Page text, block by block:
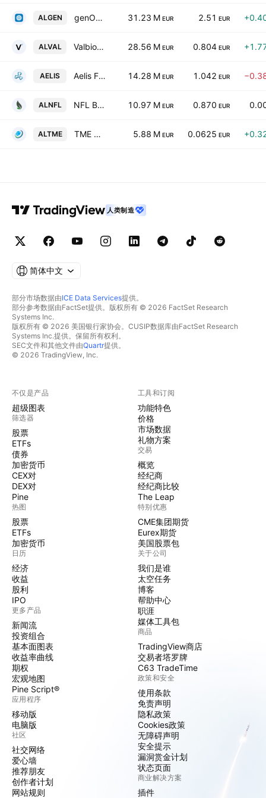
ALGEN genOway SA 31.23 M EUR 2.51 EUR
ALVAL Valbiotis SA 28.56 M EUR 0.804 EUR
AELIS Aelis Farma SA 14.28 M EUR 1.042 EUR
ALNFL NFL Biosciences SA 10.97 M EUR 0.870 EUR
ALTME TME Pharma N.V. 5.88 M EUR 0.0625 EUR
人类制造
简体中文
部分市场数据由ICE Data Services提供。
部分参考数据由FactSet提供。版权所有 © 2026 FactSet Research
Systems Inc.
版权所有 © 2026 美国银行家协会。CUSIP数据库由FactSet Research
Systems Inc.提供。保留所有权利。
SEC文件和其他文件由Quartr提供。
© 2026 TradingView, Inc.
不仅是产品
超级图表
筛选器
股票
ETFs
债券
加密货币
CEX对
DEX对
Pine
热图
股票
ETFs
加密货币
日历
经济
收益
股利
IPO
更多产品
新闻流
投资组合
基本面图表
收益率曲线
期权
宏观地图
Pine Script®
应用程序
移动版
电脑版
社区
社交网络
爱心墙
推荐朋友
创作者计划
网站规则
工具和订阅
功能特色
价格
市场数据
礼物方案
交易
概览
经纪商
经纪商比较
The Leap
特别优惠
CME集团期货
Eurex期货
美国股票包
关于公司
我们是谁
太空任务
博客
帮助中心
职涯
媒体工具包
商品
TradingView商店
交易者塔罗牌
C63 TradeTime
政策和安全
使用条款
免责声明
隐私政策
Cookies政策
无障碍声明
安全提示
漏洞赏金计划
状态页面
商业解决方案
插件